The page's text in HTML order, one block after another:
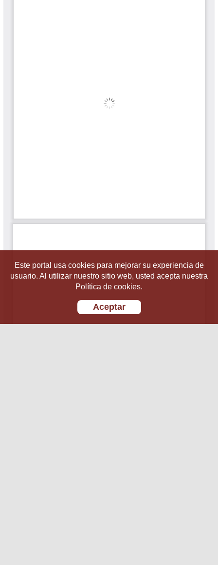
Este portal usa cookies para mejorar su experiencia de
usuario. Al utilizar nuestro sitio web, usted acepta nuestra
Política de cookies.
Aceptar